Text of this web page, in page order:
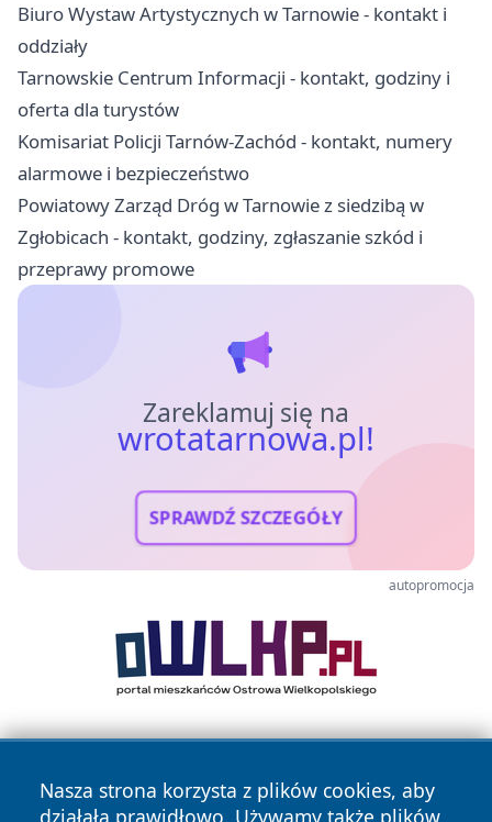
Biuro Wystaw Artystycznych w Tarnowie - kontakt i
oddziały
Tarnowskie Centrum Informacji - kontakt, godziny i
oferta dla turystów
Komisariat Policji Tarnów-Zachód - kontakt, numery
alarmowe i bezpieczeństwo
Powiatowy Zarząd Dróg w Tarnowie z siedzibą w
Zgłobicach - kontakt, godziny, zgłaszanie szkód i
przeprawy promowe
Zareklamuj się na
wrotatarnowa.pl!
SPRAWDŹ SZCZEGÓŁY
autopromocja
Nasza strona korzysta z plików cookies, aby
działała prawidłowo. Używamy także plików